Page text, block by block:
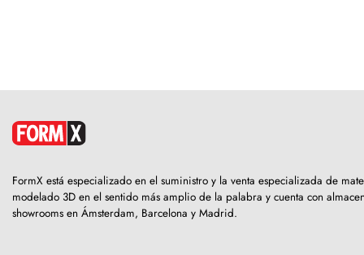
FormX está especializado en el suministro y la venta especializada de
modelado 3D en el sentido más amplio de la palabra y cuenta con
showrooms en Ámsterdam, Barcelona y Madrid.